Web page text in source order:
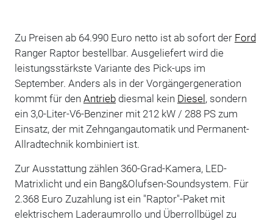
Zu Preisen ab 64.990 Euro netto ist ab sofort der Ford
Ranger Raptor bestellbar. Ausgeliefert wird die
leistungsstärkste Variante des Pick-ups im
September. Anders als in der Vorgängergeneration
kommt für den Antriebdiesmal kein Diesel, sondern
ein 3,0-Liter-V6-Benziner mit 212 kW / 288 PS zum
Einsatz, der mit Zehngangautomatik und Permanent-
Allradtechnik kombiniert ist.
Zur Ausstattung zählen 360-Grad-Kamera, LED-
Matrixlicht und ein Bang&Olufsen-Soundsystem. Für
2.368 Euro Zuzahlung ist ein "Raptor"-Paket mit
elektrischem Laderaumrollo und Überrollbügel zu